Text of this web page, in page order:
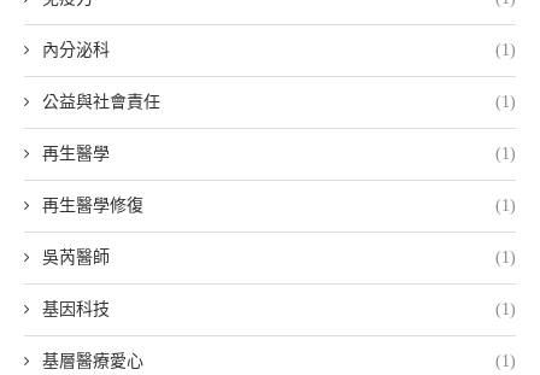
內分泌科 (1)
公益與社會責任 (1)
再生醫學 (1)
再生醫學修復 (1)
吳芮醫師 (1)
基因科技 (1)
基層醫療愛心 (1)